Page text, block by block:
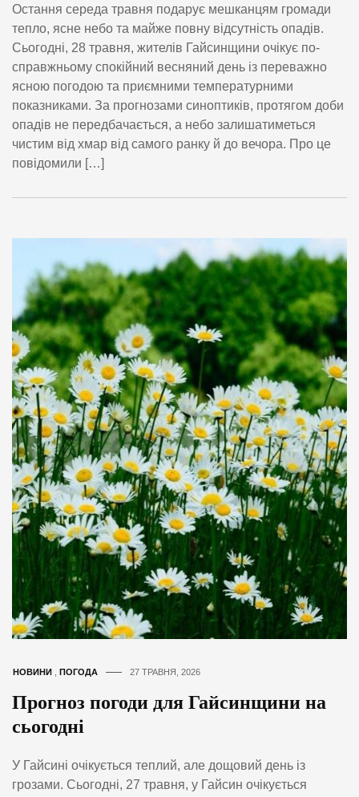
Остання середа травня подарує мешканцям громади
тепло, ясне небо та майже повну відсутність опадів.
Сьогодні, 28 травня, жителів Гайсинщини очікує по-
справжньому спокійний весняний день із переважно
ясною погодою та приємними температурними
показниками. За прогнозами синоптиків, протягом доби
опадів не передбачається, а небо залишатиметься
чистим від хмар від самого ранку й до вечора. Про це
повідомили […]
НОВИНИ ПОГОДА 27 ТРАВНЯ, 2026
Прогноз погоди для Гайсинщини на
сьогодні
У Гайсині очікується теплий, але дощовий день із
грозами. Сьогодні, 27 травня, у Гайсин очікується